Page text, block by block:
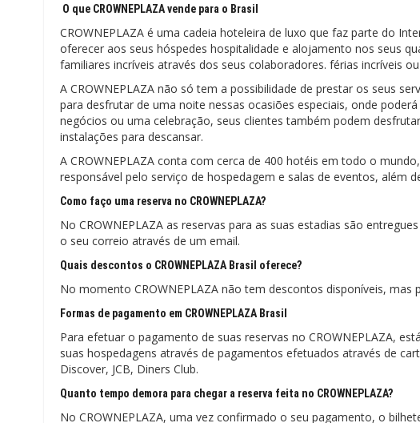
O que CROWNEPLAZA vende para o Brasil
CROWNEPLAZA é uma cadeia hoteleira de luxo que faz parte do
oferecer aos seus hóspedes hospitalidade e alojamento nos seus
familiares incríveis através dos seus colaboradores. férias incríveis
A CROWNEPLAZA não só tem a possibilidade de prestar os seus
para desfrutar de uma noite nessas ocasiões especiais, onde
negócios ou uma celebração, seus clientes também podem
instalações para descansar.
A CROWNEPLAZA conta com cerca de 400 hotéis em todo o
responsável pelo serviço de hospedagem e salas de eventos, além
Como faço uma reserva no CROWNEPLAZA?
No CROWNEPLAZA as reservas para as suas estadias são
o seu correio através de um email.
Quais descontos o CROWNEPLAZA Brasil oferece?
No momento CROWNEPLAZA não tem descontos disponíveis,
Formas de pagamento em CROWNEPLAZA Brasil
Para efetuar o pagamento de suas reservas no CROWNEPLAZA,
suas hospedagens através de pagamentos efetuados através de
Discover, JCB, Diners Club.
Quanto tempo demora para chegar a reserva feita no CROWNEPLAZA?
No CROWNEPLAZA, uma vez confirmado o seu pagamento, o